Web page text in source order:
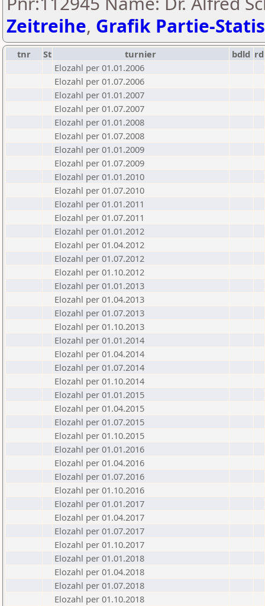
Zeitreihe, Grafik Partie-
tnr St turnier bdld rd
Elozahl per 01.01.2006
Elozahl per 01.07.2006
Elozahl per 01.01.2007
Elozahl per 01.07.2007
Elozahl per 01.01.2008
Elozahl per 01.07.2008
Elozahl per 01.01.2009
Elozahl per 01.07.2009
Elozahl per 01.01.2010
Elozahl per 01.07.2010
Elozahl per 01.01.2011
Elozahl per 01.07.2011
Elozahl per 01.01.2012
Elozahl per 01.04.2012
Elozahl per 01.07.2012
Elozahl per 01.10.2012
Elozahl per 01.01.2013
Elozahl per 01.04.2013
Elozahl per 01.07.2013
Elozahl per 01.10.2013
Elozahl per 01.01.2014
Elozahl per 01.04.2014
Elozahl per 01.07.2014
Elozahl per 01.10.2014
Elozahl per 01.01.2015
Elozahl per 01.04.2015
Elozahl per 01.07.2015
Elozahl per 01.10.2015
Elozahl per 01.01.2016
Elozahl per 01.04.2016
Elozahl per 01.07.2016
Elozahl per 01.10.2016
Elozahl per 01.01.2017
Elozahl per 01.04.2017
Elozahl per 01.07.2017
Elozahl per 01.10.2017
Elozahl per 01.01.2018
Elozahl per 01.04.2018
Elozahl per 01.07.2018
Elozahl per 01.10.2018